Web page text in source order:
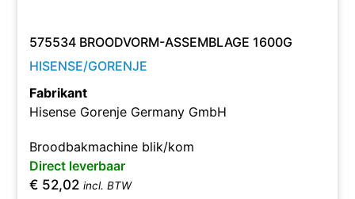
575534 BROODVORM-ASSEMBLAGE 1600G
HISENSE/GORENJE
Fabrikant
Hisense Gorenje Germany GmbH
Broodbakmachine blik/kom
Direct leverbaar
€ 52,02 incl. BTW